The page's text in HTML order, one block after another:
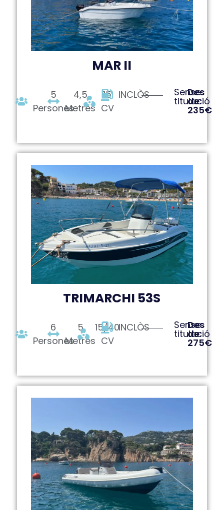
MAR II
5
Persones
4,5
Metres
15
CV
INCLÒS Sense
titulació
Des
de:
235€
TRIMARCHI 53S
6
Persones
5
Metres
15/40
CV
INCLÒS Sense
titulació
Des
de:
275€